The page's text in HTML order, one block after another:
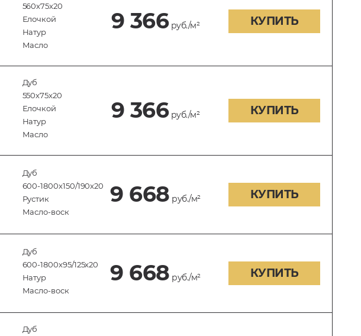
560x75x20
Елочкой
Натур
Масло
9 366руб./м² КУПИТЬ
Дуб
550x75x20
Елочкой
Натур
Масло
9 366руб./м² КУПИТЬ
Дуб
600-1800x150/190x20
Рустик
Масло-воск
9 668 руб./м² КУПИТЬ
Дуб
600-1800x95/125x20
Натур
Масло-воск
9 668 руб./м² КУПИТЬ
Дуб